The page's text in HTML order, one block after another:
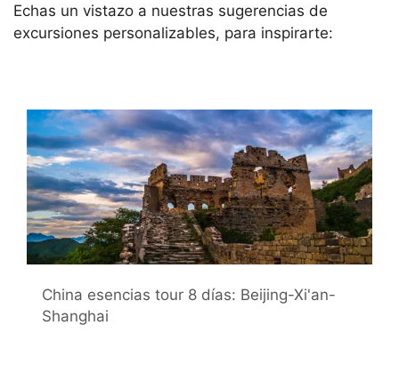
Echas un vistazo a nuestras sugerencias de
excursiones personalizables, para inspirarte:
China esencias tour 8 días: Beijing-Xi'an-
Shanghai